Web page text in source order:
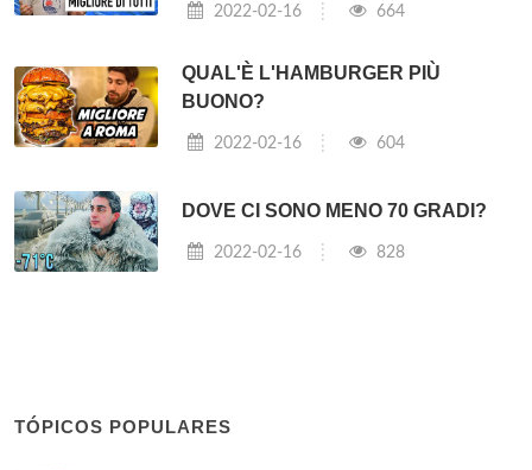
2022-02-16 664
QUAL'È L'HAMBURGER PIÙ
BUONO?
2022-02-16 604
DOVE CI SONO MENO 70 GRADI?
2022-02-16 828
TÓPICOS POPULARES